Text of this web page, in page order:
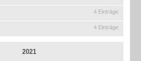
4 Einträge
4 Einträge
2021